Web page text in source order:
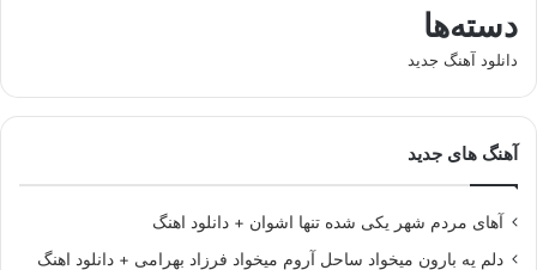
دسته‌ها
دانلود آهنگ جدید
آهنگ های جدید
آهای مردم شهر یکی شده تنها اشوان + دانلود اهنگ
دلم یه بارون میخواد ساحل آروم میخواد فرزاد بهرامی + دانلود اهنگ